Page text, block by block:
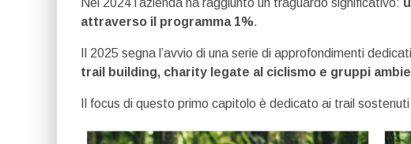
Nel 2024 l’azienda ha raggiunto un traguardo significativo:
attraverso il programma 1%.
Il 2025 segna l’avvio di una serie di approfondimenti
trail building, charity legate al ciclismo e gruppi
Il focus di questo primo capitolo è dedicato ai trail sostenuti